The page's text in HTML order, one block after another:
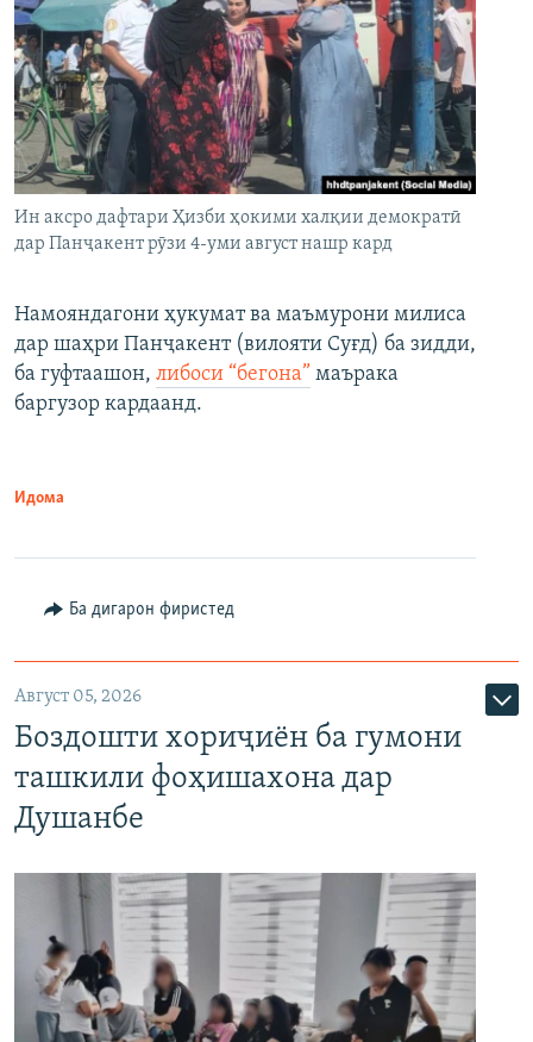
Ин аксро дафтари Ҳизби ҳокими халқии демократӣ
дар Панҷакент рӯзи 4-уми август нашр кард
Намояндагони ҳукумат ва маъмурони милиса
дар шаҳри Панҷакент (вилояти Суғд) ба зидди,
ба гуфтаашон, либоси “бегона” маърака
баргузор кардаанд.
Идома
Ба дигарон фиристед
Август 05, 2026
Боздошти хориҷиён ба гумони
ташкили фоҳишахона дар
Душанбе